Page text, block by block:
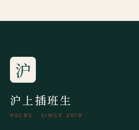
沪
沪上插班生
HSCBS · SINCE 2018